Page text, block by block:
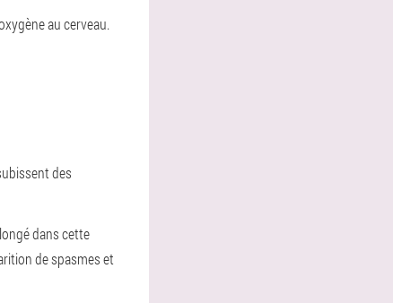
au cerveau.
des
dans cette
de spasmes et